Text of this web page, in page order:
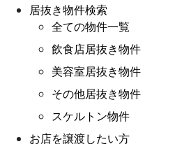
居抜き物件検索
全ての物件一覧
飲食店居抜き物件
美容室居抜き物件
その他居抜き物件
スケルトン物件
お店を譲渡したい方